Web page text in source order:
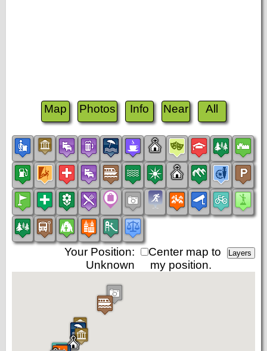
Map Photos Info Near All
Center map to
my position.
Your Position:
Unknown